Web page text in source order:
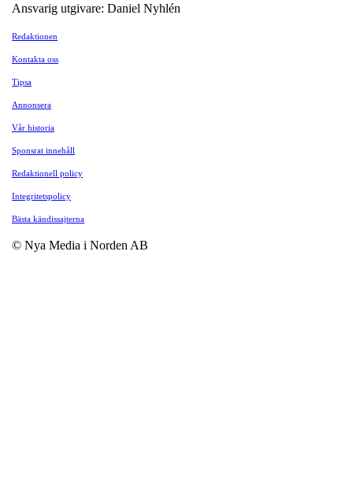
Ansvarig utgivare: Daniel Nyhlén
Redaktionen
Kontakta oss
Tipsa
Annonsera
Vår historia
Sponsrat innehåll
Redaktionell policy
Integritetspolicy
Bästa kändissajterna
© Nya Media i Norden AB